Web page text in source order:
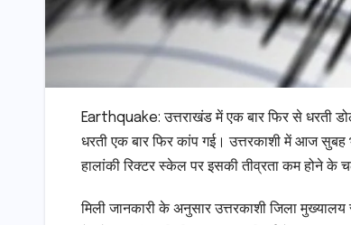
Earthquake: उत्तराखंड में एक बार फिर से धरती
धरती एक बार फिर कांप गई। उत्तरकाशी में आज
हालांकी रिक्टर स्केल पर इसकी तीव्रता कम होने
मिली जानकारी के अनुसार उत्तरकाशी जिला